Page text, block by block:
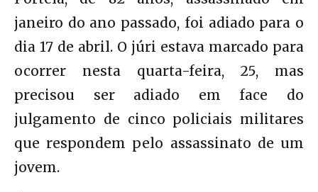
janeiro do ano passado, foi adiado para o
dia 17 de abril. O júri estava marcado para
ocorrer nesta quarta-feira, 25, mas
precisou ser adiado em face do
julgamento de cinco policiais militares
que respondem pelo assassinato de um
jovem.